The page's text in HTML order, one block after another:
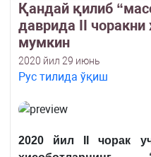
Қандай қилиб
даврида II чоракни
мумкин
2020 йил 29 июнь
Рус тилида ўқиш
2020 йил II чорак